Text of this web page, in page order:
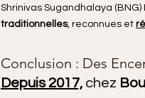
Shrinivas Sugandhalaya (BNG)
traditionnelles, reconnues et
Conclusion : Des
Depuis 2017,chez